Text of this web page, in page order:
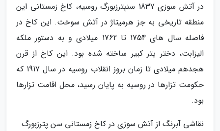
در آتش سوزی 1837 سنپترزبورگ روسیه، کاخ زمستانی این
منطقه تاریخی به جز هرمیتاژ در آتش سوخت. این کاخ در
فاصله سال های 1754 تا 1762 میلادی و به دستور ملکه
الیزابت، دختر پتر کبیر ساخته شده بود. این کاخ از قرن
هجدهم میلادی تا زمان بروز انقلاب روسیه در سال 1917 که
حکومت تزارها در روسیه به پایان رسید، محل اقامت تزارها
بود.
نقاشی آبرنگ از آتش سوزی در کاخ زمستانی سن پترزبورگ